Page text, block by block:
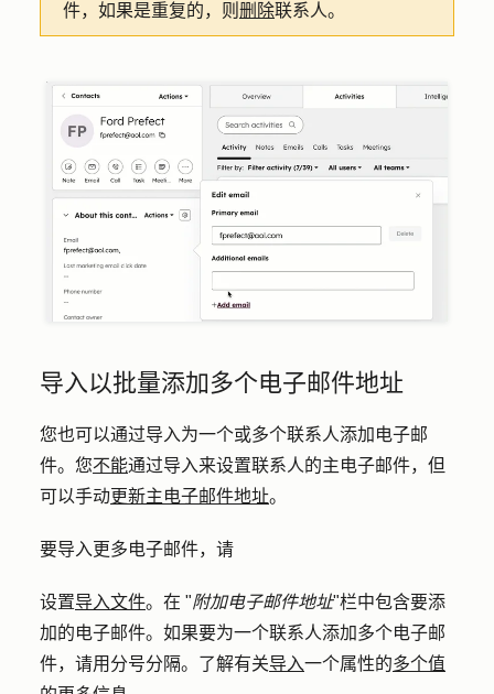
件，如果是重复的，则 删除联系人。
导入以批量添加多个电子邮件地址
您也可以通过导入为一个或多个联系人添加电子邮
件。您不能通过导入来设置联系人的主电子邮件，但
可以手动更新主电子邮件地址。
要导入更多电子邮件，请
设置导入文件。在 "附加电子邮件地址"栏中包含要添
加的电子邮件。如果要为一个联系人添加多个电子邮
件，请用分号分隔。了解有关导入一个属性的多个值